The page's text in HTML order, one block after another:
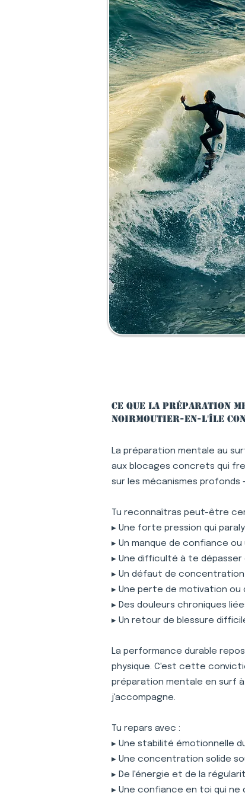
Ce que la préparation
Noirmoutier-en-l'Île
La préparation mentale au
aux blocages concrets qui
sur les mécanismes profonds
Tu reconnaîtras peut-être
▸ Une forte pression qui
▸ Un manque de confiance
▸ Une difficulté à te dépasser
▸ Un défaut de concentration
▸ Une perte de motivation ou
▸ Des douleurs chroniques
▸ Un retour de blessure
La performance durable
physique. C'est cette
préparation mentale en surf
j'accompagne.
Tu repars avec :
▸ Une stabilité émotionnelle
▸ Une concentration solide
▸ De l'énergie et de la
▸ Une confiance en toi qui ne